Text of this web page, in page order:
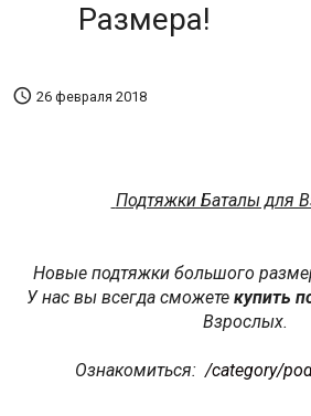
Размера!
 26 февраля 2018
Подтяжки Баталы для
Новые подтяжки большого
У нас вы всегда сможетекупить
Взрослых.
Ознакомиться:/category/